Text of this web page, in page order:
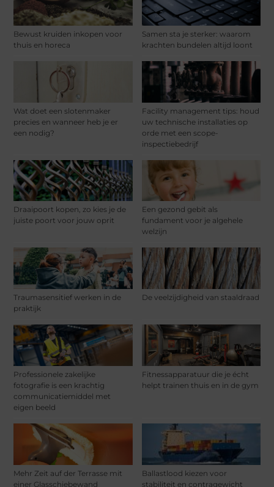
Bewust kruiden inkopen voor
thuis en horeca
Samen sta je sterker: waarom
krachten bundelen altijd loont
Wat doet een slotenmaker
precies en wanneer heb je er
een nodig?
Facility management tips: houd
uw technische installaties op
orde met een scope-
inspectiebedrijf
Draaipoort kopen, zo kies je de
juiste poort voor jouw oprit
Een gezond gebit als
fundament voor je algehele
welzijn
Traumasensitief werken in de
praktijk
De veelzijdigheid van staaldraad
Professionele zakelijke
fotografie is een krachtig
communicatiemiddel met
eigen beeld
Fitnessapparatuur die je écht
helpt trainen thuis en in de gym
Mehr Zeit auf der Terrasse mit
einer Glasschiebewand
Ballastlood kiezen voor
stabiliteit en contragewicht